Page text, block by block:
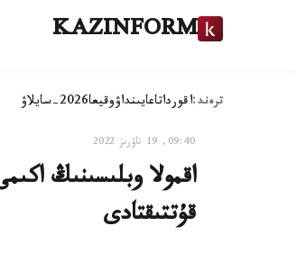
KAZINFORM
ترەند:اقورداتاعايىنداۋوقيعا2026-سايلاۋ
09:40, 19 ناۋرىز 2022
قۇتتىقتادى